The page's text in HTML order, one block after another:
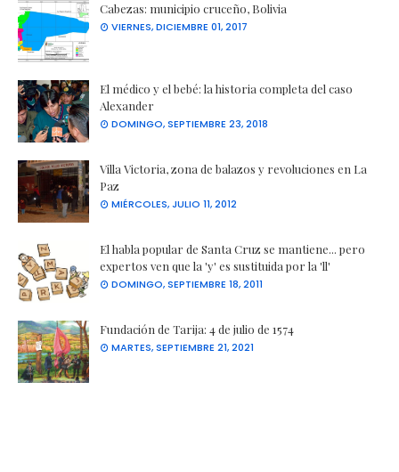
Cabezas: municipio cruceño, Bolivia
VIERNES, DICIEMBRE 01, 2017
El médico y el bebé: la historia completa del caso
Alexander
DOMINGO, SEPTIEMBRE 23, 2018
Villa Victoria, zona de balazos y revoluciones en La
Paz
MIÉRCOLES, JULIO 11, 2012
El habla popular de Santa Cruz se mantiene... pero
expertos ven que la 'y' es sustituida por la 'll'
DOMINGO, SEPTIEMBRE 18, 2011
Fundación de Tarija: 4 de julio de 1574
MARTES, SEPTIEMBRE 21, 2021